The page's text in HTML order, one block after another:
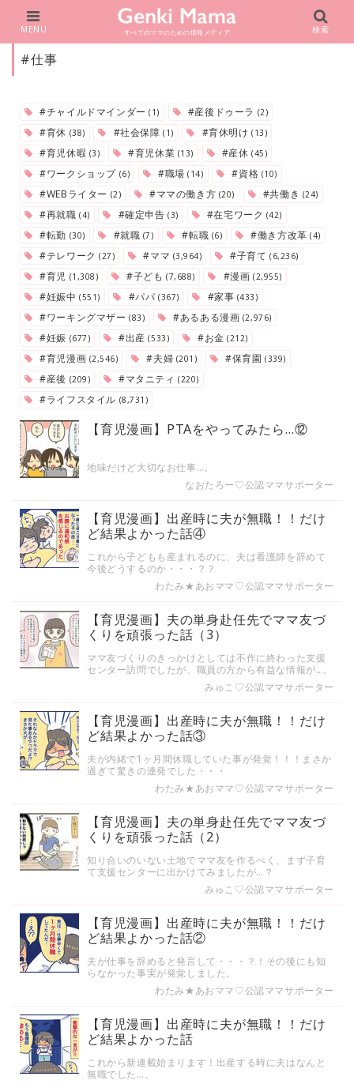
すべてのママのための情報メディア
MENU 検索
#仕事
#チャイルドマインダー(1) #産後ドゥーラ (2)
#育休 (38) #社会保障(1) #育休明け(13)
#育児休暇 (3) #育児休業 (13) #産休(45)
#ワークショップ (6) #職場(14) #資格 (10)
#WEBライター (2) #ママの働き方 (20) #共働き (24)
#再就職(4) #確定申告(3) #在宅ワーク (42)
#転勤 (30) #就職 (7) #転職 (6) #働き方改革(4)
#テレワーク(27) #ママ (3,964) #子育て(6,236)
#育児 (1,308) #子ども(7,688) #漫画 (2,955)
#妊娠中(551) #パパ(367) #家事 (433)
#ワーキングマザー(83) #あるある漫画 (2,976)
#妊娠 (677) #出産(533) #お金(212)
#育児漫画 (2,546) #夫婦 (201) #保育園(339)
#産後 (209) #マタニティ(220)
#ライフスタイル (8,731)
【育児漫画】PTAをやってみたら…⑫
地味だけど大切なお仕事…。
なおたろー♡公認ママサポーター
【育児漫画】出産時に夫が無職！！だけ
ど結果よかった話④
これから子どもも産まれるのに、夫は看護師を辞めて
今後どうするのか・・・？？
わたみ★あおママ♡公認ママサポーター
【育児漫画】夫の単身赴任先でママ友づ
くりを頑張った話（3）
ママ友づくりのきっかけとしては不作に終わった支援
センター訪問でしたが、職員の方から有益な情報が…。
みゅこ♡公認ママサポーター
【育児漫画】出産時に夫が無職！！だけ
ど結果よかった話③
夫が内緒で1ヶ月間休職していた事が発覚！！！まさか
過ぎて驚きの連発でした・・・
わたみ★あおママ♡公認ママサポーター
【育児漫画】夫の単身赴任先でママ友づ
くりを頑張った話（2）
知り合いのいない土地でママ友を作るべく、まず子育
て支援センターに出かけてみましたが…？
みゅこ♡公認ママサポーター
【育児漫画】出産時に夫が無職！！だけ
ど結果よかった話②
夫が仕事を辞めると発言して・・・？！その後にも知
らなかった事実が発覚しました。
わたみ★あおママ♡公認ママサポーター
【育児漫画】出産時に夫が無職！！だけ
ど結果よかった話
これから新連載始まります！出産する時に夫はなんと
無職でした…。